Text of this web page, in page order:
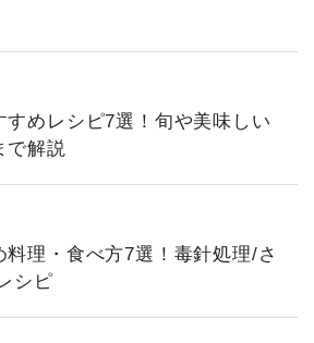
すめレシピ7選！旬や美味しい
で解説
料理・食べ方7選！毒針処理/さ
シピ